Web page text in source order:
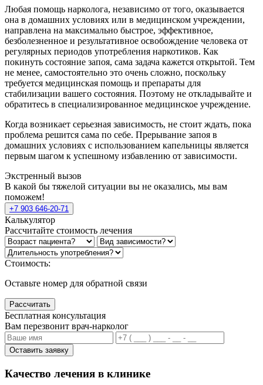
Любая помощь нарколога, независимо от того, оказывается
она в домашних условиях или в медицинском учреждении,
направлена на максимально быстрое, эффективное,
безболезненное и результативное освобождение человека от
регулярных периодов употребления наркотиков. Как
покинуть состояние запоя, сама задача кажется открытой. Тем
не менее, самостоятельно это очень сложно, поскольку
требуется медицинская помощь и препараты для
стабилизации вашего состояния. Поэтому не откладывайте и
обратитесь в специализированное медицинское учреждение.
Когда возникает серьезная зависимость, не стоит ждать, пока
проблема решится сама по себе. Прерывание запоя в
домашних условиях с использованием капельницы является
первым шагом к успешному избавлению от зависимости.
Экстренный вызов
В какой бы тяжелой ситуации вы не оказались, мы вам
поможем!
+7 903 646-20-71
Калькулятор
Рассчитайте стоимость лечения
Стоимость:
Оставьте номер для обратной связи
Рассчитать
Бесплатная консультация
Вам перезвонит врач-нарколог
Оставить заявку
Качество лечения в клинике